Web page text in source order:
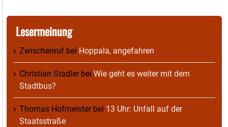
Lesermeinung
Zwischenruf bei Hoppala, angefahren
Christian Stadlerbei Wie geht es weiter mit dem
Stadtbus?
Thomas Hofmeisterbei 13 Uhr: Unfall auf der
Staatsstraße